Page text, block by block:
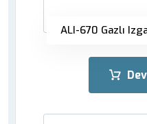
ALI-670 Gazlı